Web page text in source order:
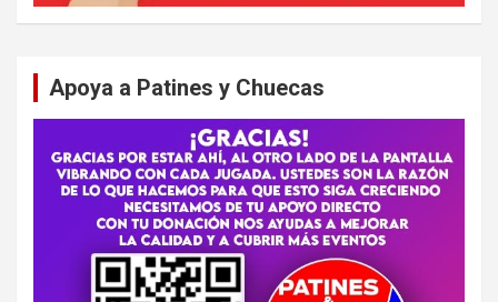
Apoya a Patines y Chuecas